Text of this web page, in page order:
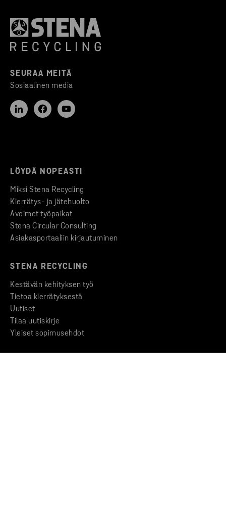
SEURAA MEITÄ
Sosiaalinen media
LÖYDÄ NOPEASTI
Miksi Stena Recycling
Kierrätys- ja jätehuolto
Avoimet työpaikat
Stena Circular Consulting
Asiakasportaaliin kirjautuminen
STENA RECYCLING
Kestävän kehityksen työ
Tietoa kierrätyksestä
Uutiset
Tilaa uutiskirje
Yleiset sopimusehdot